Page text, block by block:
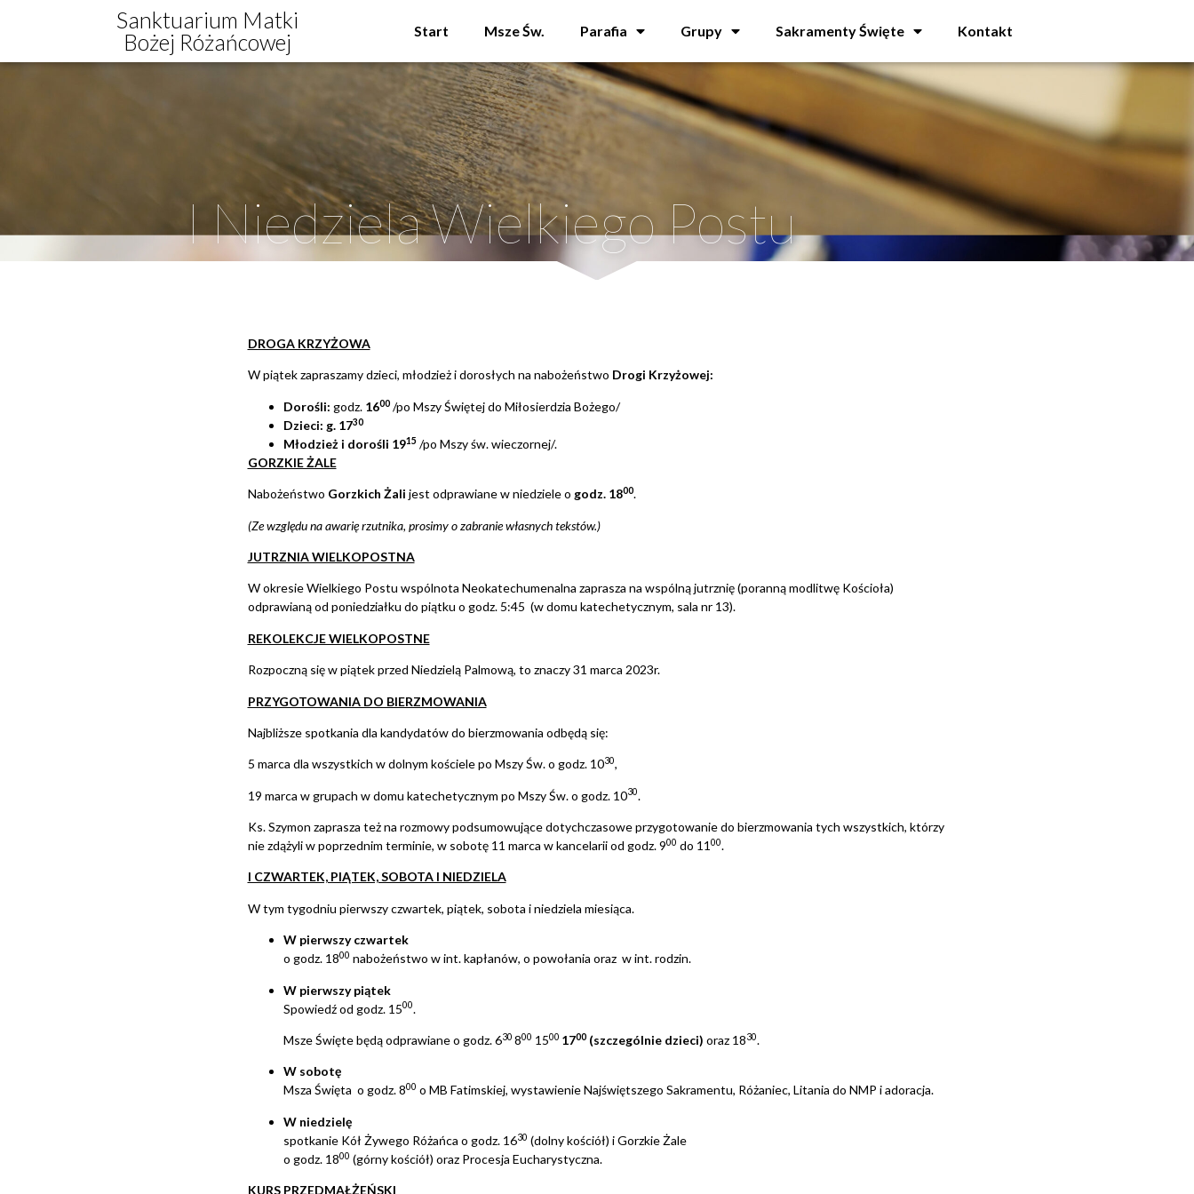
Sanktuarium Matki
Bożej Różańcowej
Start Msze Św. Parafia Grupy Sakramenty Święte Kontakt
I Niedziela Wielkiego Postu
DROGA KRZYŻOWA
W piątek zapraszamy dzieci, młodzież i dorosłych na nabożeństwo Drogi Krzyżowej:
Dorośli: godz. 1600/po Mszy Świętej do Miłosierdzia Bożego/
Dzieci: g. 1730
Młodzież i dorośli 1915/po Mszy św. wieczornej/.
GORZKIE ŻALE
Nabożeństwo Gorzkich Żali jest odprawiane w niedziele o godz. 1800.
(Ze względu na awarię rzutnika, prosimy o zabranie własnych tekstów.)
JUTRZNIA WIELKOPOSTNA
W okresie Wielkiego Postu wspólnota Neokatechumenalna zaprasza na wspólną jutrznię (poranną modlitwę Kościoła)
odprawianą od poniedziałku do piątku o godz. 5:45 (w domu katechetycznym, sala nr 13).
REKOLEKCJE WIELKOPOSTNE
Rozpoczną się w piątek przed Niedzielą Palmową, to znaczy 31 marca 2023r.
PRZYGOTOWANIA DO BIERZMOWANIA
Najbliższe spotkania dla kandydatów do bierzmowania odbędą się:
5 marca dla wszystkich w dolnym kościele po Mszy Św. o godz. 1030,
19 marca w grupach w domu katechetycznym po Mszy Św. o godz. 1030.
Ks. Szymon zaprasza też na rozmowy podsumowujące dotychczasowe przygotowanie do bierzmowania tych wszystkich, którzy
nie zdążyli w poprzednim terminie, w sobotę 11 marca w kancelarii od godz. 900 do 11 00.
I CZWARTEK, PIĄTEK, SOBOTA I NIEDZIELA
W tym tygodniu pierwszy czwartek, piątek, sobota i niedziela miesiąca.
W pierwszy czwartek
o godz. 1800 nabożeństwo w int. kapłanów, o powołania oraz w int. rodzin.
W pierwszy piątek
Spowiedź od godz. 1500.
Msze Święte będą odprawiane o godz. 630 800 1500 1700(szczególnie dzieci) oraz 1830.
W sobotę
Msza Święta o godz. 800 o MB Fatimskiej, wystawienie Najświętszego Sakramentu, Różaniec, Litania do NMP i adoracja.
W niedzielę
spotkanie Kół Żywego Różańca o godz. 1630 (dolny kościół) i Gorzkie Żale
o godz. 1800 (górny kościół) oraz Procesja Eucharystyczna.
KURS PRZEDMAŁŻEŃSKI